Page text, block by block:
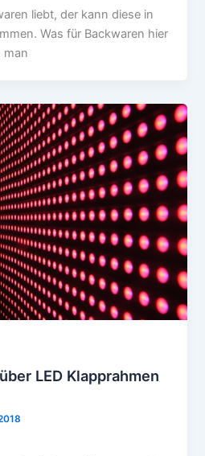
liebt, der kann diese in
Was für Backwaren hier
man
LED Klapprahmen